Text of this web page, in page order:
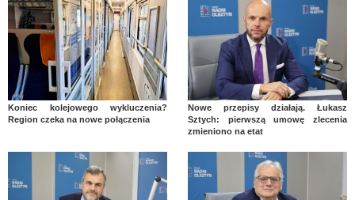
Koniec kolejowego wykluczenia?
Region czeka na nowe połączenia
Nowe przepisy działają. Łukasz
Sztych: pierwszą umowę zlecenia
zmieniono na etat